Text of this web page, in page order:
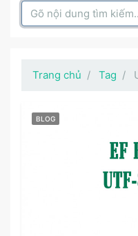
Search Box
Trang chủ Tag
BLOG